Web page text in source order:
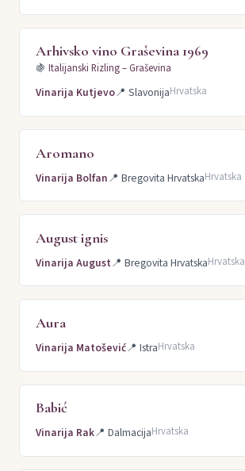
Arhivsko vino Graševina 1969
🍇 Italijanski Rizling – Graševina
Vinarija Kutjevo📍 SlavonijaHrvatska
Aromano
Vinarija Bolfan📍 Bregovita HrvatskaHrvatska
August ignis
Vinarija August📍 Bregovita HrvatskaHrvatska
Aura
Vinarija Matošević📍 IstraHrvatska
Babić
Vinarija Rak📍 DalmacijaHrvatska